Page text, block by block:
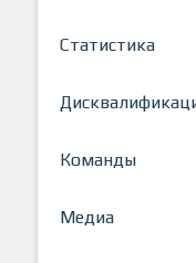
Статистика
Команды
Медиа